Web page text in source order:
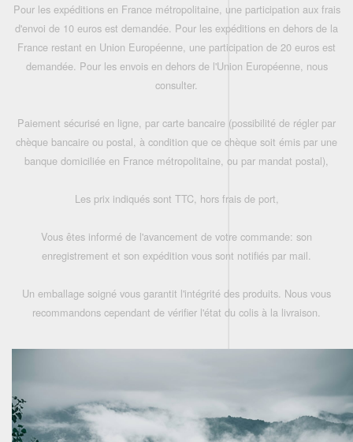
Pour les expéditions en France métropolitaine, une participation aux frais
d'envoi de 10 euros est demandée. Pour les expéditions en dehors de la
France restant en Union Européenne, une participation de 20 euros est
demandée. Pour les envois en dehors de l'Union Européenne, nous
consulter.
Paiement sécurisé en ligne, par carte bancaire (possibilité de régler par
chèque bancaire ou postal, à condition que ce chèque soit émis par une
banque domiciliée en France métropolitaine, ou par mandat postal),
Les prix indiqués sont TTC, hors frais de port,
Vous êtes informé de l'avancement de votre commande: son
enregistrement et son expédition vous sont notifiés par mail.
Un emballage soigné vous garantit l'intégrité des produits. Nous vous
recommandons cependant de vérifier l'état du colis à la livraison.